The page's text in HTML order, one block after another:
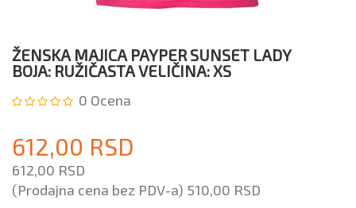
ŽENSKA MAJICA PAYPER SUNSET LADY
BOJA: RUŽIČASTA VELIČINA: XS
0 Ocena
612,00 RSD
612,00 RSD
(Prodajna cena bez PDV-a) 510,00 RSD